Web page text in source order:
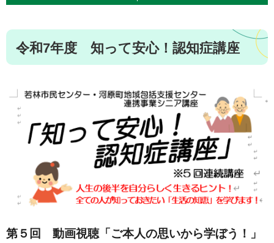
令和7年度 知って安心！認知症講座
第５回 動画視聴「ご本人の思いから学ぼう！」